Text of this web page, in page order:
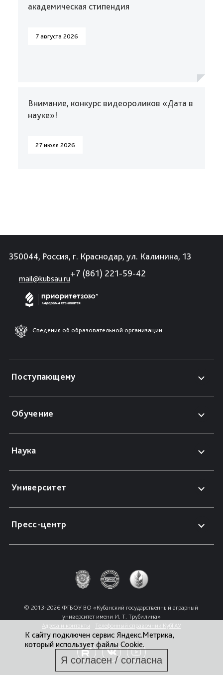
академическая стипендия
7 августа 2026
Внимание, конкурс видеороликов «Дата в
науке»!
27 июля 2026
350044, Россия, г. Краснодар, ул. Калинина, 13
mail@kubsau.ru
+7 (861) 221-59-42
Сведения об образовательной организации
Поступающему
Обучение
Наука
Университет
Пресс-центр
© 2013-2026 ФГБОУ ВО «Кубанский государственный аграрный
университет имени И. Т. Трубилина»
Адреса и контакты
Телефонный справочник КубГАУ
К сайту подключен сервис Яндекс.Метрика,
который использует файлы Cookie.
Я согласен / согласна